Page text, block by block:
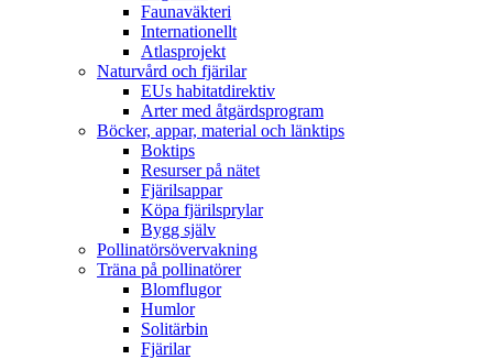
Faunaväkteri
Internationellt
Atlasprojekt
Naturvård och fjärilar
EUs habitatdirektiv
Arter med åtgärdsprogram
Böcker, appar, material och länktips
Boktips
Resurser på nätet
Fjärilsappar
Köpa fjärilsprylar
Bygg själv
Pollinatörsövervakning
Träna på pollinatörer
Blomflugor
Humlor
Solitärbin
Fjärilar